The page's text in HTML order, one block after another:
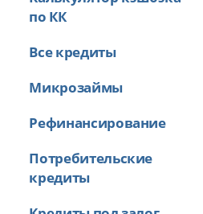
по КК
Все кредиты
Микрозаймы
Рефинансирование
Потребительские
кредиты